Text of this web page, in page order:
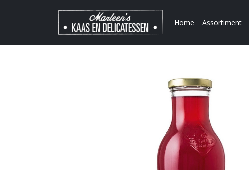
Home Assortiment